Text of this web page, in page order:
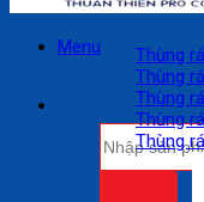
Menu
kiếm:
Thùng
Thùng
Thùng
Thùng
Thùng